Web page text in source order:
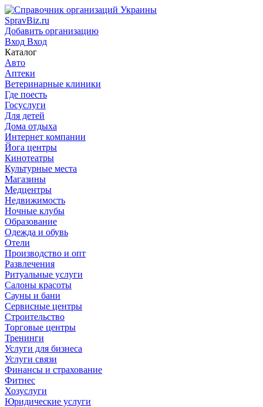
SpravBiz.ru
Добавить организацию
Вход Вход
Каталог
Авто
Аптеки
Ветеринарные клиники
Где поесть
Госуслуги
Для детей
Дома отдыха
Интернет компании
Йога центры
Кинотеатры
Культурные места
Магазины
Медцентры
Недвижимость
Ночные клубы
Образование
Одежда и обувь
Отели
Производство и опт
Развлечения
Ритуальные услуги
Салоны красоты
Сауны и бани
Сервисные центры
Строительство
Торговые центры
Тренинги
Услуги для бизнеса
Услуги связи
Финансы и страхование
Фитнес
Хозуслуги
Юридические услуги